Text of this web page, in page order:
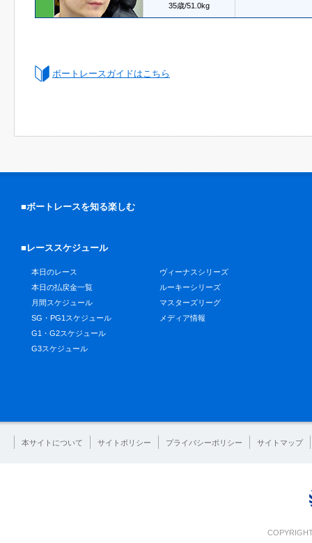
35歳/51.0kg
ボートレースガイドはこちら
■ボートレースを知る楽しむ
■レーススケジュール
本日のレース
本日の払戻金一覧
月間スケジュール
SG・PG1スケジュール
G1・G2スケジュール
G3スケジュール
ヴィーナスシリーズ
ルーキーシリーズ
マスターズリーグ
メディア情報
本サイトについて サイトポリシー プライバシーポリシー サイトマップ